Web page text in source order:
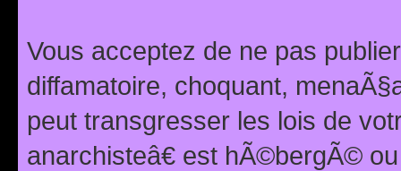
Vous acceptez de ne pas
diffamatoire, choquant,
peut transgresser les lois de
anarchisteâ€ est hÃ©bergÃ©